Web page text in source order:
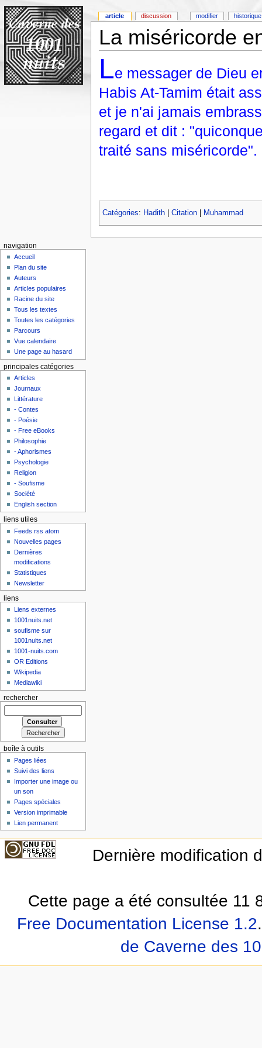
La miséricorde
Le messager de Dieu
Habis At-Tamim était
et je n'ai jamais
regard et dit :
traité sans miséricorde".
Catégories: Hadith| Citation| Muhammad
article discussion modifier historique
navigation
Accueil
Plan du site
Auteurs
Articles populaires
Racine du site
Tous les textes
Toutes les catégories
Parcours
Vue calendaire
Une page au hasard
principales catégories
Articles
Journaux
Littérature
- Contes
- Poésie
- Free eBooks
Philosophie
- Aphorismes
Psychologie
Religion
- Soufisme
Société
English section
liens utiles
Feeds rss atom
Nouvelles pages
Dernières
modifications
Statistiques
Newsletter
liens
Liens externes
1001nuits.net
soufisme sur
1001nuits.net
1001-nuits.com
OR Editions
Wikipedia
Mediawiki
rechercher
boîte à outils
Pages liées
Suivi des liens
Importer une image ou
un son
Pages spéciales
Version imprimable
Lien permanent
Dernière modification
Cette page a été consultée 11
Free Documentation License 1.2.
de Caverne des